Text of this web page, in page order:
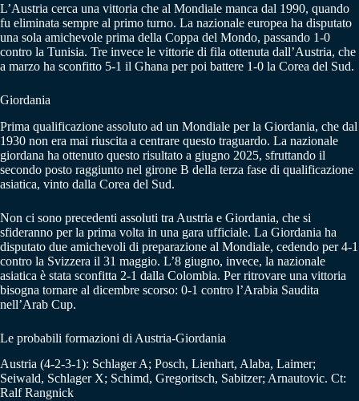
L’Austria cerca una vittoria che al Mondiale manca dal 1990, quando
fu eliminata sempre al primo turno. La nazionale europea ha disputato
una sola amichevole prima della Coppa del Mondo, passando 1-0
contro la Tunisia. Tre invece le vittorie di fila ottenuta dall’Austria, che
a marzo ha sconfitto 5-1 il Ghana per poi battere 1-0 la Corea del Sud.
Giordania
Prima qualificazione assoluto ad un Mondiale per la Giordania, che dal
1930 non era mai riuscita a centrare questo traguardo. La nazionale
giordana ha ottenuto questo risultato a giugno 2025, sfruttando il
secondo posto raggiunto nel girone B della terza fase di qualificazione
asiatica, vinto dalla Corea del Sud.
Non ci sono precedenti assoluti tra Austria e Giordania, che si
sfideranno per la prima volta in una gara ufficiale. La Giordania ha
disputato due amichevoli di preparazione al Mondiale, cedendo per 4-1
contro la Svizzera il 31 maggio. L’8 giugno, invece, la nazionale
asiatica è stata sconfitta 2-1 dalla Colombia. Per ritrovare una vittoria
bisogna tornare al dicembre scorso: 0-1 contro l’Arabia Saudita
nell’Arab Cup.
Le probabili formazioni di Austria-Giordania
Austria (4-2-3-1): Schlager A; Posch, Lienhart, Alaba, Laimer;
Seiwald, Schlager X; Schimd, Gregoritsch, Sabitzer; Arnautovic. Ct:
Ralf Rangnick